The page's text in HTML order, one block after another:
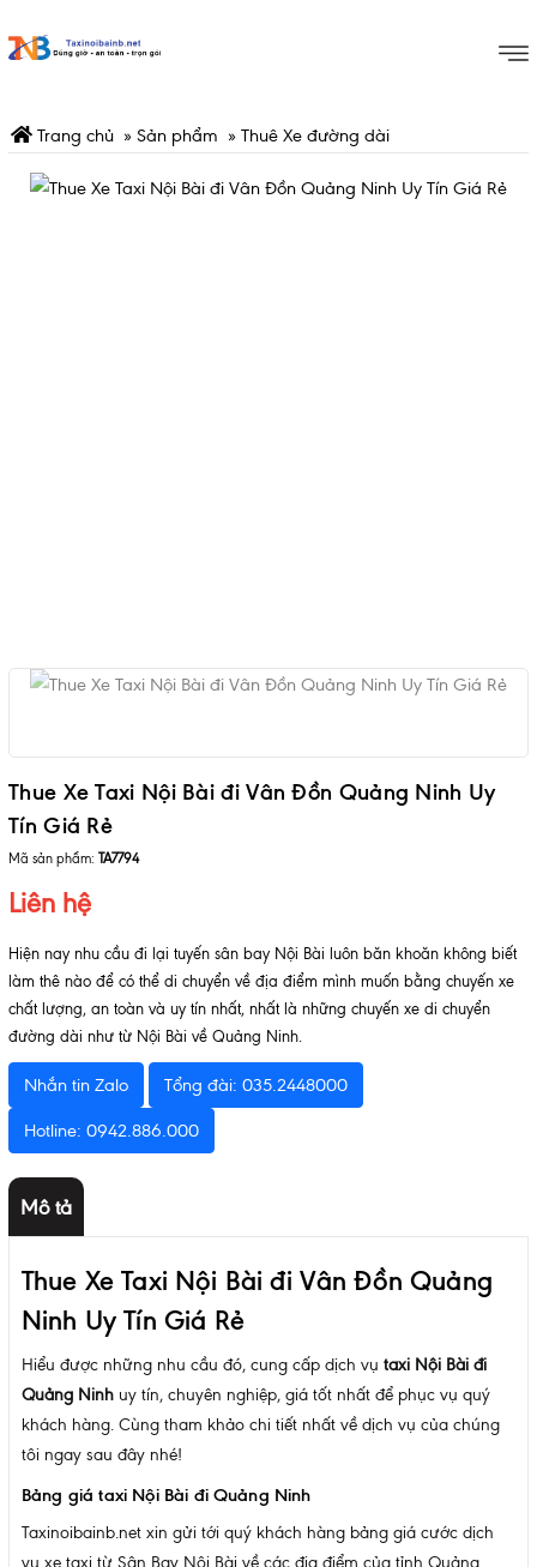
Trang chủ » Sản phẩm » Thuê Xe đường dài
Thue Xe Taxi Nội Bài đi Vân Đồn Quảng Ninh Uy
Tín Giá Rẻ
Mã sản phẩm: TA7794
Liên hệ
Hiện nay nhu cầu đi lại tuyến sân bay Nội Bài luôn băn khoăn không biết
làm thê nào để có thể di chuyển về địa điểm mình muốn bằng chuyến xe
chất lượng, an toàn và uy tín nhất, nhất là những chuyến xe di chuyển
đường dài như từ Nội Bài về Quảng Ninh.
Nhắn tin Zalo Tổng đài: 035.2448000
Hotline: 0942.886.000
Mô tả
Thue Xe Taxi Nội Bài đi Vân Đồn Quảng
Ninh Uy Tín Giá Rẻ
Hiểu được những nhu cầu đó, cung cấp dịch vụ taxi Nội Bài đi
Quảng Ninh uy tín, chuyên nghiệp, giá tốt nhất để phục vụ quý
khách hàng. Cùng tham khảo chi tiết nhất về dịch vụ của chúng
tôi ngay sau đây nhé!
Bảng giá taxi Nội Bài đi Quảng Ninh
Taxinoibainb.net xin gửi tới quý khách hàng bảng giá cước dịch